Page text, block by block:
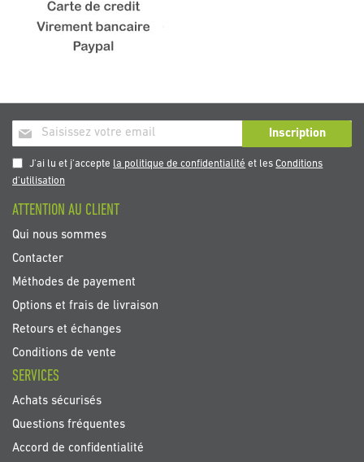
Inscription
à
notre
newsletter
Inscription
J'ai lu et j'accepte la politique de confidentialité et lesConditions
d'utilisation
ATTENTION AU CLIENT
Qui nous sommes
Contacter
Méthodes de payement
Options et frais de livraison
Retours et échanges
Conditions de vente
SERVICES
Achats sécurisés
Questions fréquentes
Accord de confidentialité